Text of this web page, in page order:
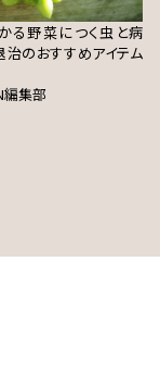
る野菜につく虫と病
治のおすすめアイテム
編集部